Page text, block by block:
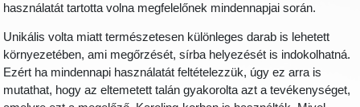
használatát tartotta volna megfelelőnek mindennapjai során.
Unikális volta miatt természetesen különleges darab is lehetett
környezetében, ami megőrzését, sírba helyezését is indokolhatná.
Ezért ha mindennapi használatát feltételezzük, úgy ez arra is
mutathat, hogy az eltemetett talán gyakorolta azt a tevékenységet,